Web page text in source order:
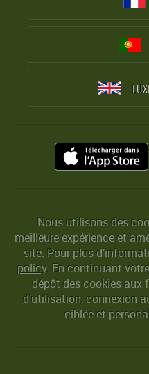
Nous utilisons des
meilleure expérience et
site. Pour plus
policy. En continuant
dépôt des cookies
d’utilisation, connexion
ciblée et